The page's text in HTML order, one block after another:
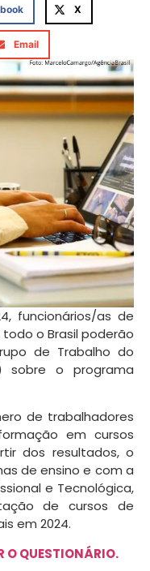
X
Email
funcionários/as de
o Brasil poderão
de Trabalho do
sobre o programa
de trabalhadores
em cursos
dos resultados, o
de ensino e com a
e Tecnológica,
de cursos de
em 2024.
O QUESTIONÁRIO.